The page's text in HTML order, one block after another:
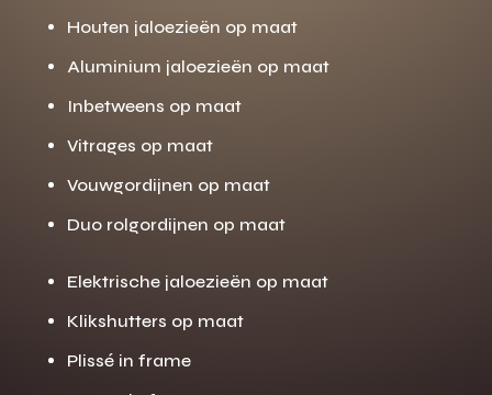
Houten jaloezieën op maat
Aluminium jaloezieën op maat
Inbetweens op maat
Vitrages op maat
Vouwgordijnen op maat
Duo rolgordijnen op maat
Elektrische jaloezieën op maat
Klikshutters op maat
Plissé in frame